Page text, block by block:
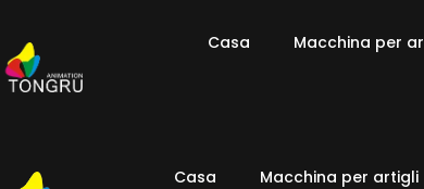
Casa Macchina per
Casa Macchina per artigli